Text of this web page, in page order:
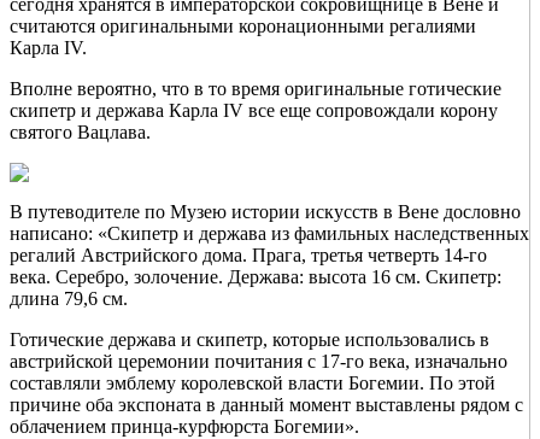
сегодня хранятся в императорской сокровищнице в Вене и
считаются оригинальными коронационными регалиями
Карла IV.
Вполне вероятно, что в то время оригинальные готические
скипетр и держава Карла IV все еще сопровождали корону
святого Вацлава.
В путеводителе по Музею истории искусств в Вене дословно
написано: «Скипетр и держава из фамильных наследственных
регалий Австрийского дома. Прага, третья четверть 14-го
века. Серебро, золочение. Держава: высота 16 см. Скипетр:
длина 79,6 см.
Готические держава и скипетр, которые использовались в
австрийской церемонии почитания с 17-го века, изначально
составляли эмблему королевской власти Богемии. По этой
причине оба экспоната в данный момент выставлены рядом с
облачением принца-курфюрста Богемии».